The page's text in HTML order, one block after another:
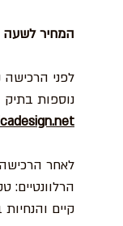
המחיר לשעה
לפני
נוספות
לאחר
הרלוונטיים:
קיים והנחיות